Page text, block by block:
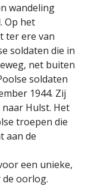
wandeling
Op het
ter ere van
soldaten die in
net buiten
soldaten
1944. Zij
Hulst. Het
troepen die
aan de
een unieke,
oorlog.